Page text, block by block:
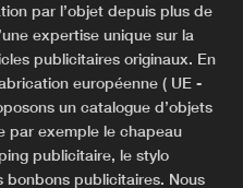
par l’objet depuis plus de
expertise unique sur la
publicitaires originaux. En
européenne ( UE -
un catalogue d’objets
par exemple le chapeau
publicitaire, le stylo
bonbons publicitaires. Nous